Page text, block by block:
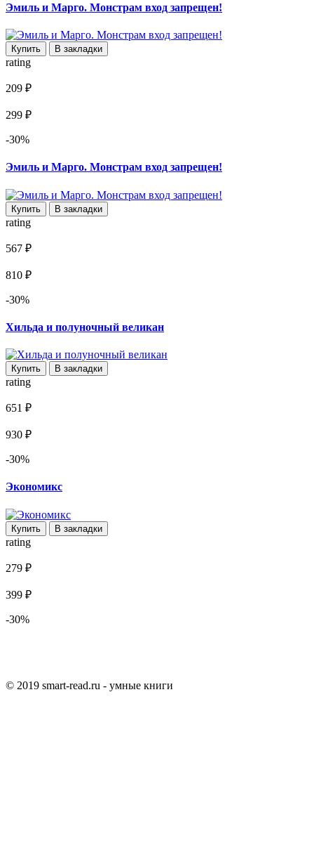
Эмиль и Марго. Монстрам вход запрещен!
Купить В закладки
rating
209 ₽
299 ₽
-30%
Эмиль и Марго. Монстрам вход запрещен!
Купить В закладки
rating
567 ₽
810 ₽
-30%
Хильда и полуночный великан
Купить В закладки
rating
651 ₽
930 ₽
-30%
Экономикс
Купить В закладки
rating
279 ₽
399 ₽
-30%
© 2019 smart-read.ru - умные книги